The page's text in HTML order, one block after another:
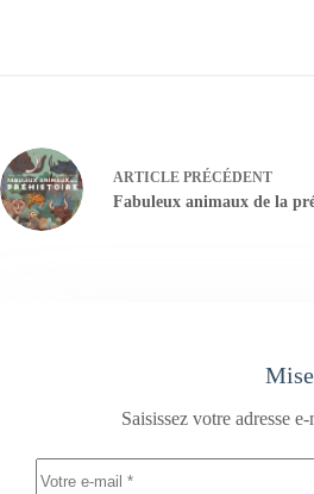
ARTICLE PRÉCÉDENT
Fabuleux animaux de la
Saisissez votre adresse